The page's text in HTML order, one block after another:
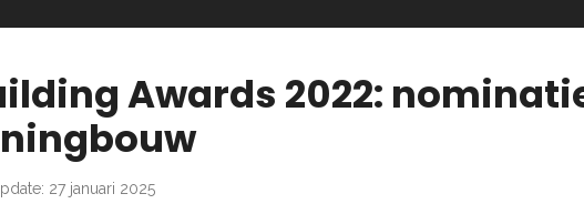
Awards 2022:
27 januari 2025